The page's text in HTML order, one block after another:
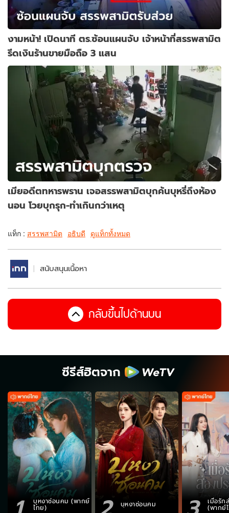
งามหน้า! เปิดนาที ตร.ซ้อนแผนจับ เจ้าหน้าที่สรรพสามิต
รีดเงินร้านขายมือถือ 3 แสน
เมียอดีตทหารพราน เจอสรรพสามิตบุกค้นบุหรี่ถึงห้อง
นอน โวยบุกรุก-ทำเกินกว่าเหตุ
แท็ก : สรรพสามิต อธิบดี ดูแท็กทั้งหมด
สนับสนุนเนื้อหา
กลับขึ้นไปด้านบน
ซีรีส์ฮิตจาก
บุหงาซ่อนคม (พากย์
ไทย) บุหงาซ่อนคม เมื่อรัก
(พากย์